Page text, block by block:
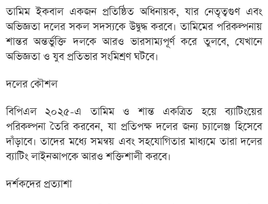
তামিম ইকবাল একজন প্রতিষ্ঠিত অধিনায়ক, যার নেতৃত্বগুণ এবং
অভিজ্ঞতা দলের সকল সদস্যকে উদ্বুদ্ধ করবে। তামিমের পরিকল্পনায়
শান্তর অন্তর্ভুক্তি দলকে আরও ভারসাম্যপূর্ণ করে তুলবে, যেখানে
অভিজ্ঞতা ও যুব প্রতিভার সংমিশ্রণ ঘটবে।
দলের কৌশল
বিপিএল ২০২৫-এ তামিম ও শান্ত একত্রিত হয়ে ব্যাটিংয়ের
পরিকল্পনা তৈরি করবেন, যা প্রতিপক্ষ দলের জন্য চ্যালেঞ্জ হিসেবে
দাঁড়াবে। তাদের মধ্যে সমন্বয় এবং সহযোগিতার মাধ্যমে তারা দলের
ব্যাটিং লাইনআপকে আরও শক্তিশালী করবে।
দর্শকদের প্রত্যাশা